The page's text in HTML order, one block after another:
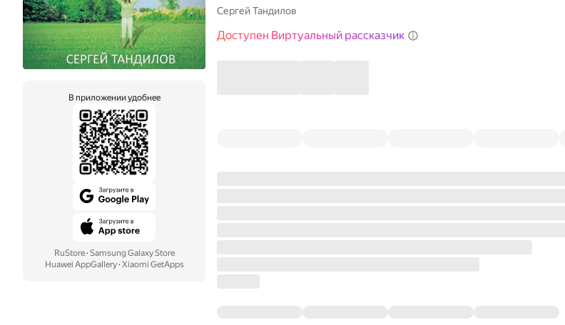
В приложении удобнее
RuStore· Samsung Galaxy Store
Huawei AppGallery· Xiaomi GetApps
Сергей Тандилов
Доступен Виртуальный рассказчик